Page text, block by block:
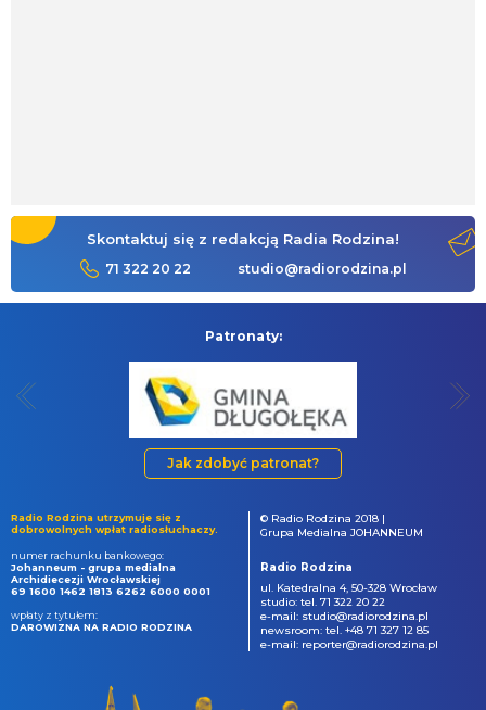
Skontaktuj się z redakcją Radia Rodzina!
71 322 20 22 studio@radiorodzina.pl
Patronaty:
Jak zdobyć patronat?
Radio Rodzina utrzymuje się z
dobrowolnych wpłat radiosłuchaczy.
numer rachunku bankowego:
Johanneum - grupa medialna
Archidiecezji Wrocławskiej
69 1600 1462 1813 6262 6000 0001
wpłaty z tytułem:
DAROWIZNA NA RADIO RODZINA
© Radio Rodzina 2018 |
Grupa Medialna JOHANNEUM
Radio Rodzina
ul. Katedralna 4, 50-328 Wrocław
studio: tel. 71 322 20 22
e-mail: studio@radiorodzina.pl
newsroom: tel. +48 71 327 12 85
e-mail: reporter@radiorodzina.pl